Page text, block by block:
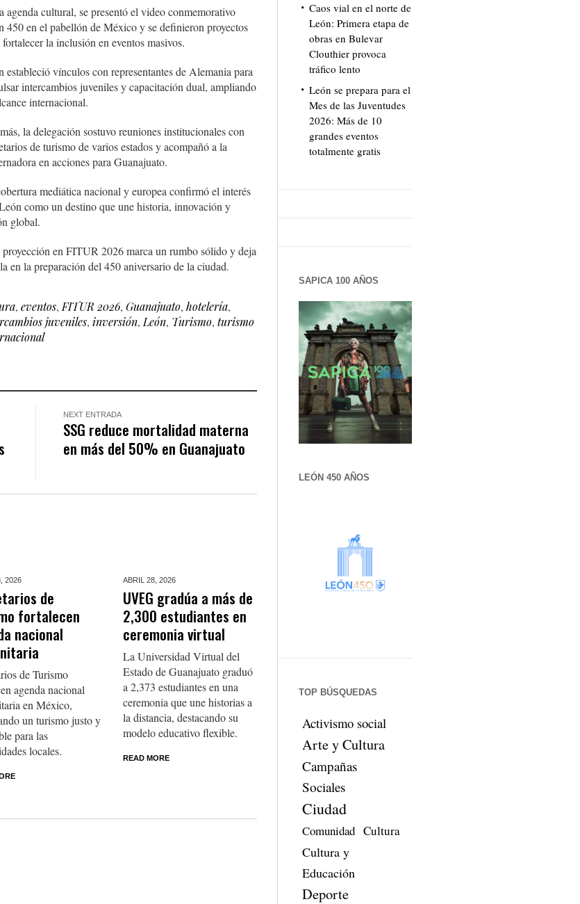
agenda cultural, se presentó el video conmemorativo
450 en el pabellón de México y se definieron proyectos
fortalecer la inclusión en eventos masivos.
estableció vínculos con representantes de Alemania para
intercambios juveniles y capacitación dual, ampliando
internacional.
la delegación sostuvo reuniones institucionales con
de turismo de varios estados y acompañó a la
en acciones para Guanajuato.
mediática nacional y europea confirmó el interés
como un destino que une historia, innovación y
global.
proyección en FITUR 2026 marca un rumbo sólido y deja
en la preparación del 450 aniversario de la ciudad.
, eventos, FITUR 2026, Guanajuato, hotelería,
juveniles, inversión, León, Turismo, turismo
NEXT ENTRADA
SSG reduce mortalidad materna
en más del 50% en Guanajuato
2026
de
fortalecen
nacional
de Turismo
agenda nacional
en México,
un turismo justo y
para las
locales.
ABRIL 28, 2026
UVEG gradúa a más de
2,300 estudiantes en
ceremonia virtual
La Universidad Virtual del
Estado de Guanajuato graduó
a 2,373 estudiantes en una
ceremonia que une historias a
la distancia, destacando su
modelo educativo flexible.
READ MORE
Caos vial en el norte de
León: Primera etapa de
obras en Bulevar
Clouthier provoca
tráfico lento
León se prepara para el
Mes de las Juventudes
2026: Más de 10
grandes eventos
totalmente gratis
SAPICA 100 AÑOS
LEÓN 450 AÑOS
TOP BÚSQUEDAS
Activismo social
Arte y Cultura
Campañas
Sociales
Ciudad
Comunidad Cultura
Cultura y
Educación
Deporte